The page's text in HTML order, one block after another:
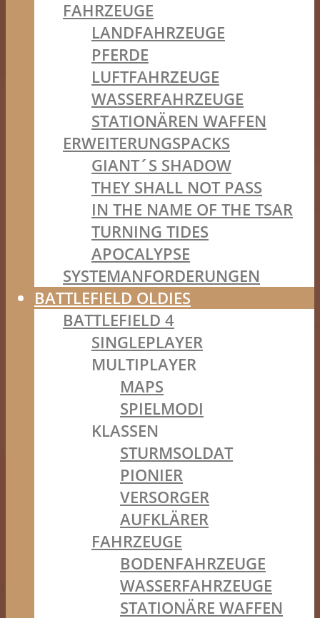
FAHRZEUGE
LANDFAHRZEUGE
PFERDE
LUFTFAHRZEUGE
WASSERFAHRZEUGE
STATIONÄREN WAFFEN
ERWEITERUNGSPACKS
GIANT´S SHADOW
THEY SHALL NOT PASS
IN THE NAME OF THE TSAR
TURNING TIDES
APOCALYPSE
SYSTEMANFORDERUNGEN
BATTLEFIELD OLDIES
BATTLEFIELD 4
SINGLEPLAYER
MULTIPLAYER
MAPS
SPIELMODI
KLASSEN
STURMSOLDAT
PIONIER
VERSORGER
AUFKLÄRER
FAHRZEUGE
BODENFAHRZEUGE
WASSERFAHRZEUGE
STATIONÄRE WAFFEN